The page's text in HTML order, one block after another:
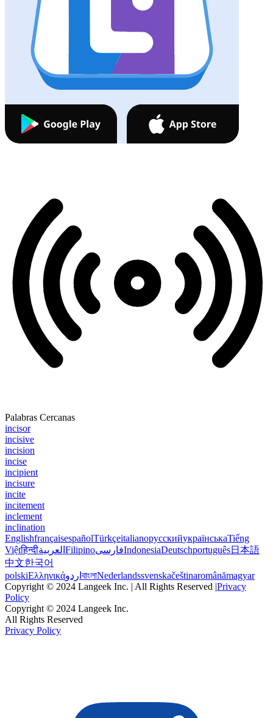
Palabras Cercanas
incisor
incisive
incision
incise
incipient
incisure
incite
incitement
inclement
inclination
EnglishfrançaisespañolTürkçeitalianoрусскийукраїнськаTiếng
Việtहिन्दीالعربية FilipinoفارسیIndonesiaDeutschportuguês日本語
中文한국어
polskiΕλληνικάاردو বাংলাNederlandssvenskačeštinaromânămagyar
Copyright © 2024 Langeek Inc. | All Rights Reserved |Privacy
Policy
Copyright © 2024 Langeek Inc.
All Rights Reserved
Privacy Policy